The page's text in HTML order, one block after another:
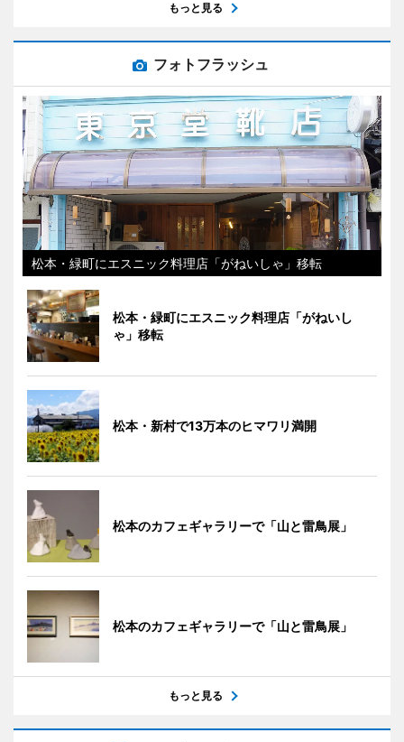
もっと見る
フォトフラッシュ
松本・緑町にエスニック料理店「がねいしゃ」移転
松本・緑町にエスニック料理店「がねいし
ゃ」移転
松本・新村で13万本のヒマワリ満開
松本のカフェギャラリーで「山と雷鳥展」
松本のカフェギャラリーで「山と雷鳥展」
もっと見る